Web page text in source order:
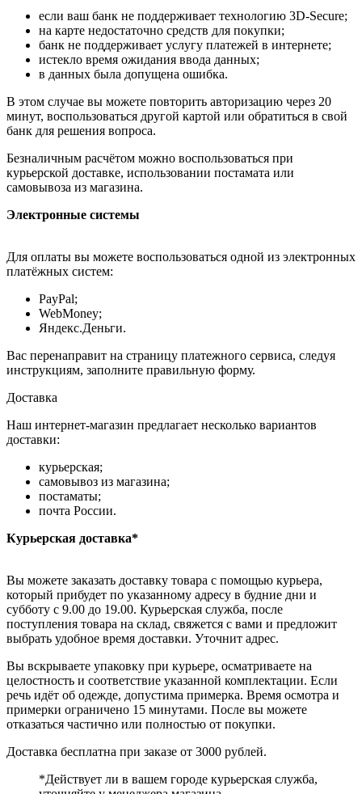
если ваш банк не поддерживает технологию 3D-Secure;
на карте недостаточно средств для покупки;
банк не поддерживает услугу платежей в интернете;
истекло время ожидания ввода данных;
в данных была допущена ошибка.
В этом случае вы можете повторить авторизацию через 20
минут, воспользоваться другой картой или обратиться в свой
банк для решения вопроса.
Безналичным расчётом можно воспользоваться при
курьерской доставке, использовании постамата или
самовывоза из магазина.
Электронные системы
Для оплаты вы можете воспользоваться одной из электронных
платёжных систем:
PayPal;
WebMoney;
Яндекс.Деньги.
Вас перенаправит на страницу платежного сервиса, следуя
инструкциям, заполните правильную форму.
Доставка
Наш интернет-магазин предлагает несколько вариантов
доставки:
курьерская;
самовывоз из магазина;
постаматы;
почта России.
Курьерская доставка*
Вы можете заказать доставку товара с помощью курьера,
который прибудет по указанному адресу в будние дни и
субботу с 9.00 до 19.00. Курьерская служба, после
поступления товара на склад, свяжется с вами и предложит
выбрать удобное время доставки. Уточнит адрес.
Вы вскрываете упаковку при курьере, осматриваете на
целостность и соответствие указанной комплектации. Если
речь идёт об одежде, допустима примерка. Время осмотра и
примерки ограничено 15 минутами. После вы можете
отказаться частично или полностью от покупки.
Доставка бесплатна при заказе от 3000 рублей.
*Действует ли в вашем городе курьерская служба,